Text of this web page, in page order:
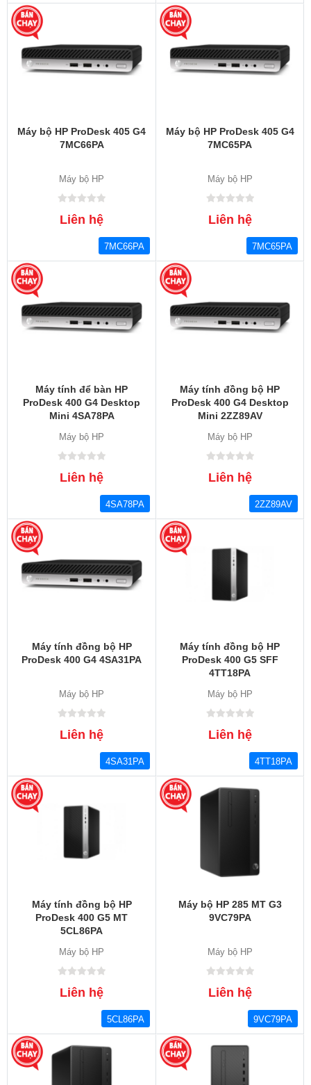
Máy bộ HP ProDesk 405 G4
7MC66PA
Máy bộ HP
Liên hệ
7MC66PA
Máy bộ HP ProDesk 405 G4
7MC65PA
Máy bộ HP
Liên hệ
7MC65PA
Máy tính để bàn HP
ProDesk 400 G4 Desktop
Mini 4SA78PA
Máy bộ HP
Liên hệ
4SA78PA
Máy tính đồng bộ HP
ProDesk 400 G4 Desktop
Mini 2ZZ89AV
Máy bộ HP
Liên hệ
2ZZ89AV
Máy tính đồng bộ HP
ProDesk 400 G4 4SA31PA
Máy bộ HP
Liên hệ
4SA31PA
Máy tính đồng bộ HP
ProDesk 400 G5 SFF
4TT18PA
Máy bộ HP
Liên hệ
4TT18PA
Máy tính đồng bộ HP
ProDesk 400 G5 MT
5CL86PA
Máy bộ HP
Liên hệ
5CL86PA
Máy bộ HP 285 MT G3
9VC79PA
Máy bộ HP
Liên hệ
9VC79PA